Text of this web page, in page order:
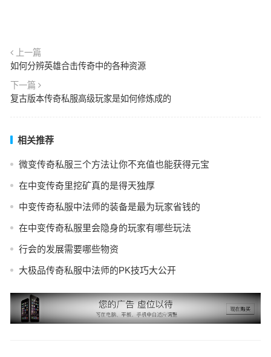
上一篇
如何分辨英雄合击传奇中的各种资源
下一篇
复古版本传奇私服高级玩家是如何修炼成的
相关推荐
微变传奇私服三个方法让你不充值也能获得元宝
在中变传奇里挖矿真的是得天独厚
中变传奇私服中法师的装备是最为玩家省钱的
在中变传奇私服里会隐身的玩家有哪些玩法
行会的发展需要哪些物资
大极品传奇私服中法师的PK技巧大公开